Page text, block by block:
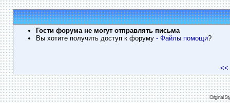
Гости форума не могут отправлять письма
Вы хотите получить доступ к форуму - Файлы помощи?
<<
Original